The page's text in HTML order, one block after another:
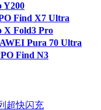
Y200
Find X7 Ultra
X Fold3 Pro
Pura 70 Ultra
Find N3
超快闪充